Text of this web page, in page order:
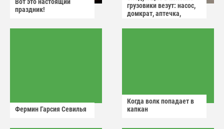
Вот это настоящий
праздник!
грузовики везут: насос,
домкрат, аптечка,
Фермин Гарсия Севилья
Когда волк попадает в
капкан